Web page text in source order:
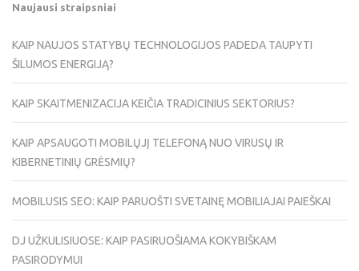
Naujausi straipsniai
KAIP NAUJOS STATYBŲ TECHNOLOGIJOS PADEDA TAUPYTI
ŠILUMOS ENERGIJĄ?
KAIP SKAITMENIZACIJA KEIČIA TRADICINIUS SEKTORIUS?
KAIP APSAUGOTI MOBILŲJĮ TELEFONĄ NUO VIRUSŲ IR
KIBERNETINIŲ GRĖSMIŲ?
MOBILUSIS SEO: KAIP PARUOŠTI SVETAINĘ MOBILIAJAI PAIEŠKAI
DJ UŽKULISIUOSE: KAIP PASIRUOŠIAMA KOKYBIŠKAM
PASIRODYMUI